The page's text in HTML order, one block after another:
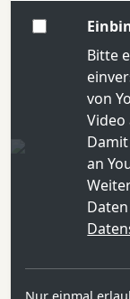
Bitte
von
Video
an